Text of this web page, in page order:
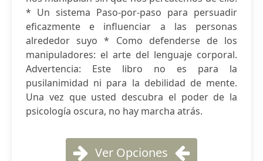
* Un sistema Paso-por-paso para persuadir
eficazmente e influenciar a las personas
alrededor suyo * Como defenderse de los
manipuladores: el arte del lenguaje corporal.
Advertencia: Este libro no es para la
pusilanimidad ni para la debilidad de mente.
Una vez que usted descubra el poder de la
psicología oscura, no hay marcha atrás.
Ver Opciones